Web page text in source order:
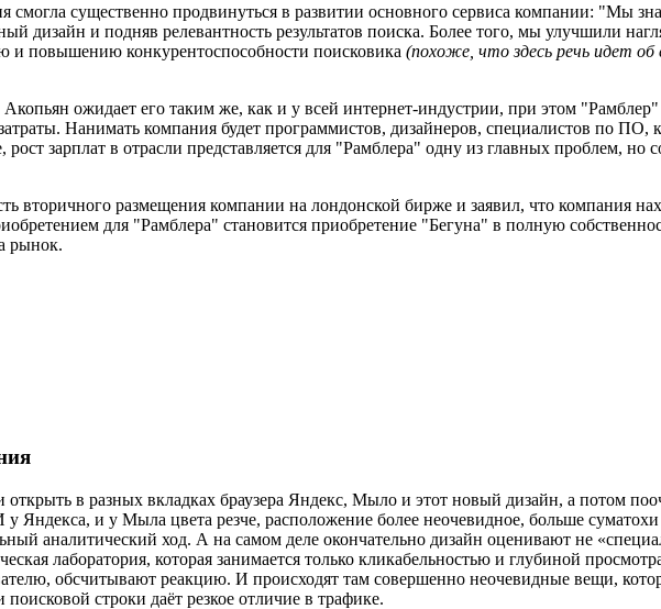
существенно продвинуться в развитии основного сервиса компании: "Мы
дизайн и подняв релевантность результатов поиска. Более того, мы улучшили
и повышению конкурентоспособности поисковика (похоже, что здесь речь идет об
ожидает его таким же, как и у всей интернет-индустрии, при этом
Нанимать компания будет программистов, дизайнеров, специалистов по
зарплат в отрасли представляется для "Рамблера" одну из главных проблем, но
вторичного размещения компании на лондонской бирже и заявил, что компания
для "Рамблера" становится приобретение "Бегуна" в полную
рынок.
в разных вкладках браузера Яндекс, Мыло и этот новый дизайн, а потом
у Яндекса, и у Мыла цвета резче, расположение более неочевидное, больше
аналитический ход. А на самом деле окончательно дизайн оценивают не
лаборатория, которая занимается только кликабельностью и глубиной
обсчитывают реакцию. И происходят там совершенно неочевидные вещи,
строки даёт резкое отличие в трафике.